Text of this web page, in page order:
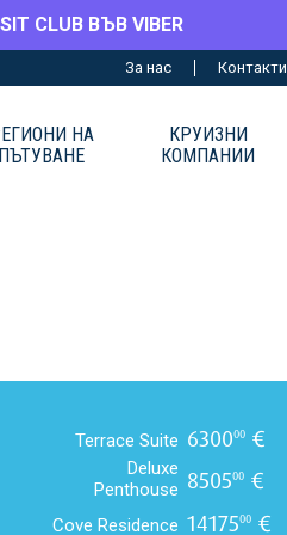
CLUB ВЪВ VIBER
За нас Контакти
НА
ПЪТУВАНЕ
КРУИЗНИ
КОМПАНИИ
Terrace Suite 630000 €
Deluxe
Penthouse 850500 €
Cove Residence 1417500 €